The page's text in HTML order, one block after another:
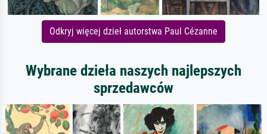
Odkryj więcej dzieł autorstwa Paul Cézanne
Wybrane dzieła naszych najlepszych
sprzedawców